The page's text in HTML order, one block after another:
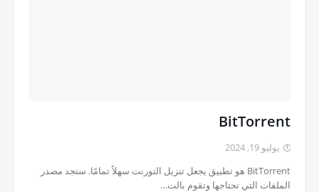
BitTorrent
يوليو 19, 2024
BitTorrent هو تطبيق يجعل تنزيل التورنت سهلاً تمامًا. ستجد مصدر
الملفات التي تحتاجها وتقوم بالت…